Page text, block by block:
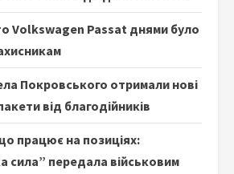
Volkswagen Passat днями було
Покровського отримали нові
від благодійників
працює на позиціях:
сила” передала військовим